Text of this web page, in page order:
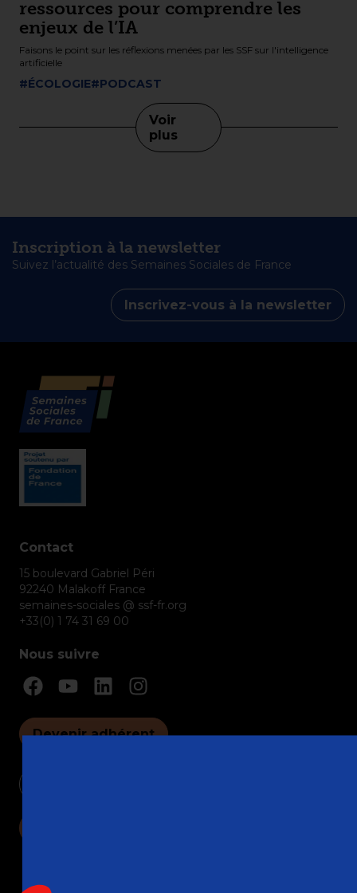
ressources pour comprendre les
enjeux de l’IA
Faisons le point sur les réflexions menées par les SSF sur l'intelligence
artificielle
#ÉCOLOGIE#PODCAST
Voir
plus
Inscription à la newsletter
Suivez l’actualité des Semaines Sociales de France
Inscrivez-vous à la newsletter
Contact
15 boulevard Gabriel Péri
92240 Malakoff France
semaines-sociales @ ssf-fr.org
+33(0) 1 74 31 69 00
Nous suivre
Devenir adhérent
Mentions légales